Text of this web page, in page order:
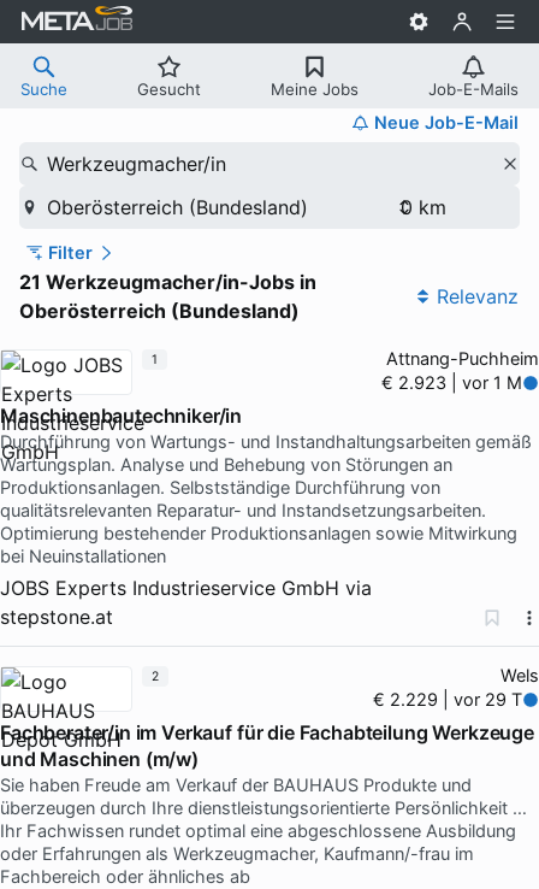
Suche Gesucht Meine Jobs Job-E-Mails
Neue Job-E-Mail
Werkzeugmacher/in
Oberösterreich (Bundesland)
Filter
21 Werkzeugmacher/in-Jobs in
Oberösterreich (Bundesland)
Relevanz
Attnang-Puchheim
€ 2.923 | vor 1 M
Maschinenbautechniker/in
Durchführung von Wartungs- und Instandhaltungsarbeiten gemäß
Wartungsplan. Analyse und Behebung von Störungen an
Produktionsanlagen. Selbstständige Durchführung von
qualitätsrelevanten Reparatur- und Instandsetzungsarbeiten.
Optimierung bestehender Produktionsanlagen sowie Mitwirkung
bei Neuinstallationen
JOBS Experts Industrieservice GmbH via
stepstone.at
1
Wels
€ 2.229 | vor 29 T
Fachberater/in im Verkauf für die Fachabteilung Werkzeuge
und Maschinen (m/w)
Sie haben Freude am Verkauf der BAUHAUS Produkte und
überzeugen durch Ihre dienstleistungsorientierte Persönlichkeit …
Ihr Fachwissen rundet optimal eine abgeschlossene Ausbildung
oder Erfahrungen als Werkzeugmacher, Kaufmann/-frau im
Fachbereich oder ähnliches ab
2